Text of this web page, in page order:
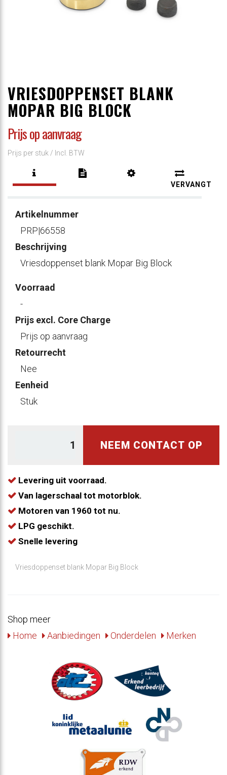
VRIESDOPPENSET BLANK
MOPAR BIG BLOCK
Prijs op aanvraag
Prijs per stuk / Incl. BTW
VERVANGT
Artikelnummer
PRP|66558
Beschrijving
Vriesdoppenset blank Mopar Big Block
Voorraad
-
Prijs excl. Core Charge
Prijs op aanvraag
Retourrecht
Nee
Eenheid
Stuk
NEEM CONTACT OP
Levering uit voorraad.
Van lagerschaal tot motorblok.
Motoren van 1960 tot nu.
LPG geschikt.
Snelle levering
Vriesdoppenset blank Mopar Big Block
Shop meer
Home
Aanbiedingen Onderdelen Merken